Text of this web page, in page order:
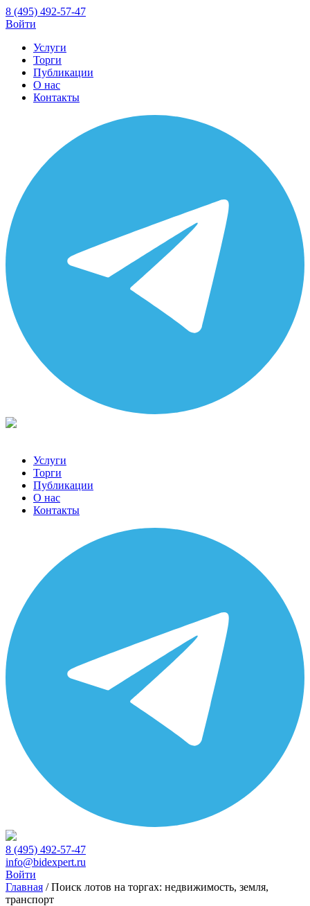
8 (495) 492-57-47
Войти
Услуги
Торги
Публикации
О нас
Контакты
Услуги
Торги
Публикации
О нас
Контакты
8 (495) 492-57-47
info@bidexpert.ru
Войти
Главная /Поиск лотов на торгах: недвижимость, земля,
транспорт